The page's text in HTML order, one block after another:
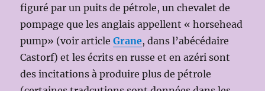
figuré par un puits de pétrole, un chevalet de
pompage que les anglais appellent « horsehead
pump» (voir articleGrane, dans l’abécédaire
Castorf) et les écrits en russe et en azéri sont
des incitations à produire plus de pétrole